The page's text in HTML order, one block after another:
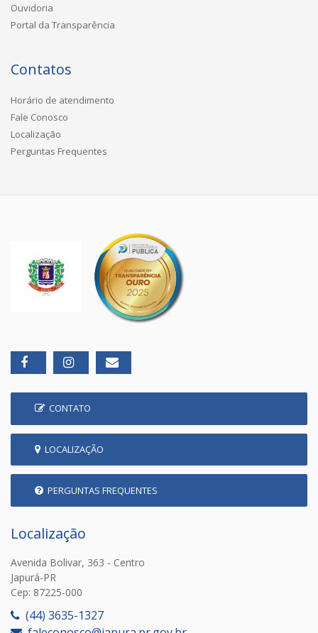
Ouvidoria
Portal da Transparência
Contatos
Horário de atendimento
Fale Conosco
Localização
Perguntas Frequentes
CONTATO
LOCALIZAÇÃO
PERGUNTAS FREQUENTES
Localização
Avenida Bolivar, 363 - Centro
Japurá-PR
Cep: 87225-000
(44) 3635-1327